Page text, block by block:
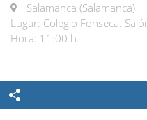
Salamanca (Salamanca)
Lugar: Colegio Fonseca.
Hora: 11:00 h.